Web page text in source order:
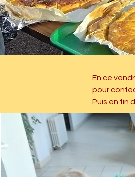
En ce
pour
Puis en fin